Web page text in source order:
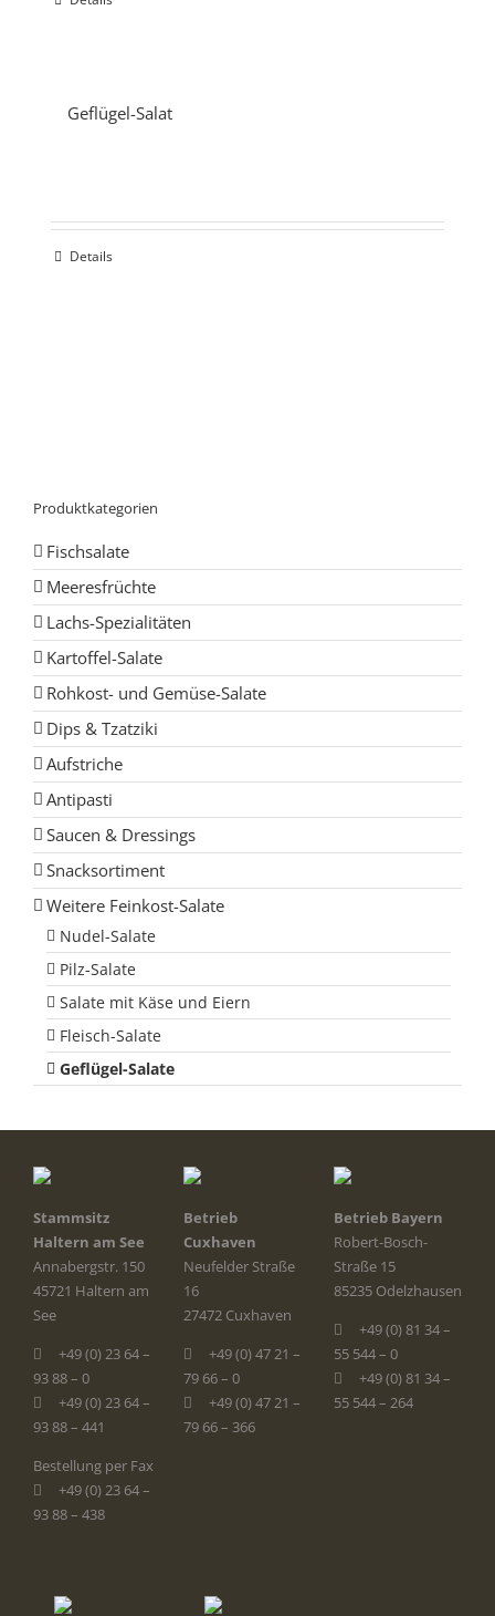
Geflügel-Salat
Details
Produktkategorien
Fischsalate
Meeresfrüchte
Lachs-Spezialitäten
Kartoffel-Salate
Rohkost- und Gemüse-Salate
Dips & Tzatziki
Aufstriche
Antipasti
Saucen & Dressings
Snacksortiment
Weitere Feinkost-Salate
Nudel-Salate
Pilz-Salate
Salate mit Käse und Eiern
Fleisch-Salate
Geflügel-Salate
Stammsitz
Haltern am See
Annabergstr. 150
45721 Haltern am
See
+49 (0) 23 64 –
93 88 – 0
+49 (0) 23 64 –
93 88 – 441
Bestellung per Fax
+49 (0) 23 64 –
93 88 – 438
Betrieb
Cuxhaven
Neufelder Straße
16
27472 Cuxhaven
+49 (0) 47 21 –
79 66 – 0
+49 (0) 47 21 –
79 66 – 366
Betrieb Bayern
Robert-Bosch-
Straße 15
85235 Odelzhausen
+49 (0) 81 34 –
55 544 – 0
+49 (0) 81 34 –
55 544 – 264